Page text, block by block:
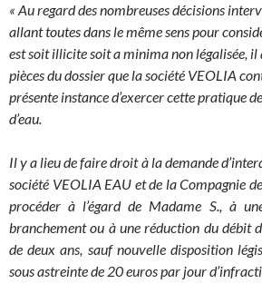
« Au regard des nombreuses décisions
allant toutes dans le même sens pour
est soit illicite soit a minima non légalisée,
pièces du dossier que la société VEOLIA
présente instance d’exercer cette pratique
d’eau.
Il y a lieu de faire droit à la demande
société VEOLIA EAU et de la Compagnie
procéder à l’égard de Madame S., à
branchement ou à une réduction du débit
de deux ans, sauf nouvelle disposition
sous astreinte de 20 euros par jour